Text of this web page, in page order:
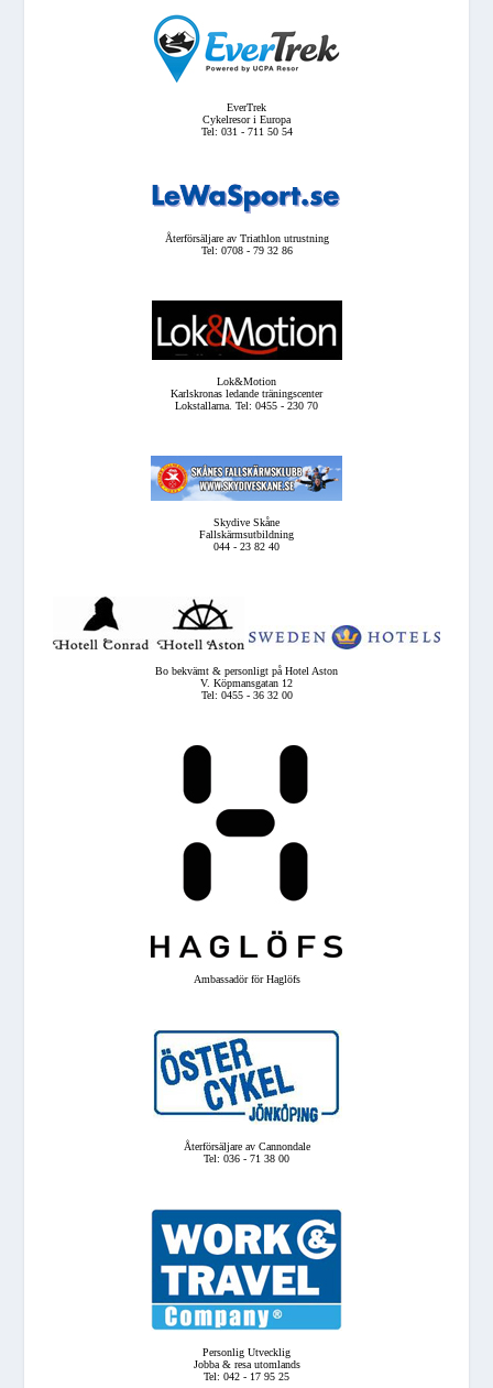
EverTrek
Cykelresor i Europa
Tel: 031 - 711 50 54
Återförsäljare av Triathlon utrustning
Tel: 0708 - 79 32 86
Lok&Motion
Karlskronas ledande träningscenter
Lokstallarna. Tel: 0455 - 230 70
Skydive Skåne
Fallskärmsutbildning
044 - 23 82 40
Bo bekvämt & personligt på Hotel Aston
V. Köpmansgatan 12
Tel: 0455 - 36 32 00
Ambassadör för Haglöfs
Återförsäljare av Cannondale
Tel: 036 - 71 38 00
Personlig Utvecklig
Jobba & resa utomlands
Tel: 042 - 17 95 25